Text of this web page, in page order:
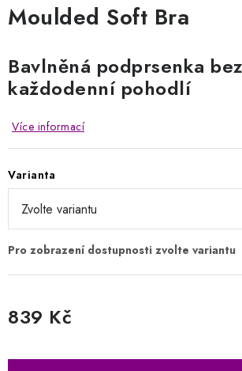
Moulded Soft Bra
Bavlněná podprsenka
každodenní pohodlí
Více informací
Varianta
839 Kč